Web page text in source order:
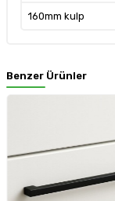
160mm kulp
Benzer Ürünler